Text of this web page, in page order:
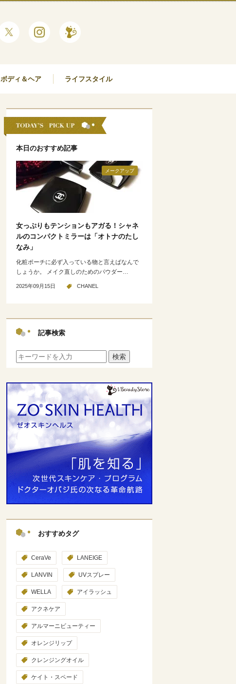
ボディ＆ヘア ライフスタイル
本日のおすすめ記事
メークアップ
女っぷりもテンションもアガる！シャネ
ルのコンパクトミラーは「オトナのたし
なみ」
化粧ポーチに必ず入っている物と言えばなんで
しょうか。 メイク直しのためのパウダー…
2025年09月15日 CHANEL
記事検索
検索
おすすめタグ
CeraVe LANEIGE
LANVIN UVスプレー
WELLA アイラッシュ
アクネケア
アルマーニビューティー
オレンジリップ
クレンジングオイル
ケイト・スペード